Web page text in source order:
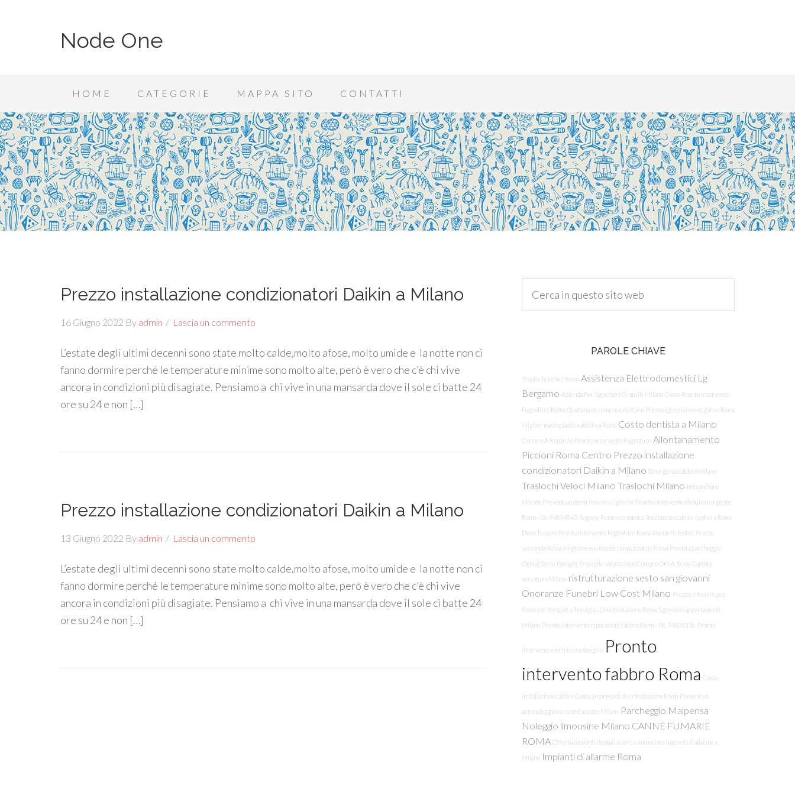
Node One
HOME CATEGORIE MAPPA SITO CONTATTI
Prezzo installazione condizionatori Daikin a Milano
16 Giugno 2022 By admin Lascia un commento
L’estate degli ultimi decenni sono state molto calde,molto afose, molto umide e la notte non ci
fanno dormire perché le temperature minime sono molto alte, però è vero che c’è chi vive
ancora in condizioni più disagiate. Pensiamo a chi vive in una mansarda dove il sole ci batte 24
ore su 24 e non […]
Prezzo installazione condizionatori Daikin a Milano
13 Giugno 2022 By admin Lascia un commento
L’estate degli ultimi decenni sono state molto calde,molto afose, molto umide e la notte non ci
fanno dormire perché le temperature minime sono molto alte, però è vero che c’è chi vive
ancora in condizioni più disagiate. Pensiamo a chi vive in una mansarda dove il sole ci batte 24
ore su 24 e non […]
PAROLE CHIAVE
Traslochi Veloci Roma Assistenza Elettrodomestici Lg
Bergamo Azienda Per Sgomberi Gratuiti Milano Costo Pronto Intervento
Fognature Roma Quotazione compro oro Roma Prezzo agenzia investigativa Roma
Miglior mastoplastica additiva Roma Costo dentista a Milano
Cercare A Roma Un Pronto Intervento Fognature Allontanamento
Piccioni Roma Centro Prezzo installazione
condizionatori Daikin a Milano Emergenza fabbro Milano
Traslochi Veloci Milano Traslochi Milano Imbianchino
Merate Preventivo denti fissi in un giorno Pronto intervento idraulico urgente
Roma - 06.94804843 Segway Rome economico Assistenza caldaie junkers Roma
Dove Trovare Pronto Intervento Fognature Roma Impianti dentali Prezzo
serrande Roma Migliore assistenza climatizzatori Roma Prenota parcheggio
Orio al Serio Parquet Treviglio Valutazione Compro Oro A Roma Cambio
serratura Milano ristrutturazione sesto san giovanni
Onoranze Funebri Low Cost Milano Prezzo infissi in pvc
Roma est Parquet a Treviglio Disinfestazione Roma Sgomberi appartamenti
Milano Pronto intervento riparazioni fabbro Roma - 06.94801156 Pronto
intervento elettricista Basiglio Pronto
intervento fabbro Roma Costo
installazione caldaie Cantù Impresa di disinfestazione Roma Preventivo
autonoleggio con conducente Milano Parcheggio Malpensa
Noleggio limousine Milano CANNE FUMARIE
ROMA Offerta impianti dentali a carico immediato Impianti d'allarme a
Milano Impianti di allarme Roma